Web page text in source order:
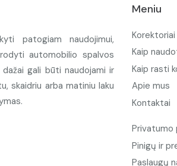
patogiam naudojimui,
automobilio spalvos
gali būti naudojami ir
skaidriu arba matiniu laku
Meniu
Korektoriai
Kaip
Kaip rasti
Apie mus
Kontaktai
Privatumo
Pinigų ir
Paslaugų